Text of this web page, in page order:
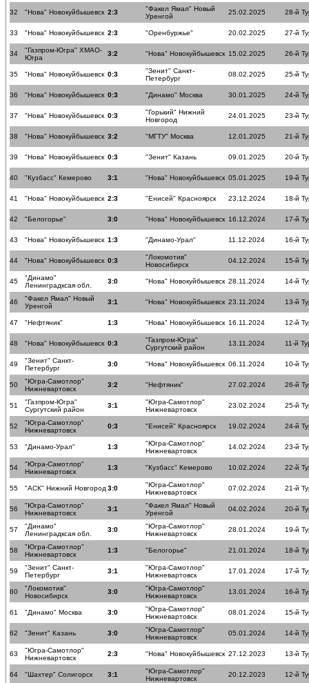
32 "Нова" Новокуйбышевск 2:3
"Факел Ямал" Новый
Уренгой
25.02.2025 28-й
33 "Нова" Новокуйбышевск 2:3 "Оренбуржье" 20.02.2025 27-й
34
"Газпром-Югра" ХМАО-
Югра
3:2 "Нова" Новокуйбышевск 15.02.2025 26-й
35 "Нова" Новокуйбышевск 0:3
"Зенит" Санкт-
Петербург
08.02.2025 25-й
36 "Нова" Новокуйбышевск 0:3 "Динамо" Москва 30.01.2025 24-й
37 "Нова" Новокуйбышевск 0:3
"Горький" Нижний
Новгород
24.01.2025 23-й
38 "Нова" Новокуйбышевск 3:2 "МГТУ" Москва 12.01.2025 21-й
39 "Нова" Новокуйбышевск 0:3 "Зенит" Казань 09.01.2025 20-й
40 "Кузбасс" Кемерово 3:1 "Нова" Новокуйбышевск 05.01.2025 19-й
41 "Нова" Новокуйбышевск 2:3 "Енисей" Красноярск 23.12.2024 18-й
42 "Белогорье" 3:0 "Нова" Новокуйбышевск 16.12.2024 17-й
43 "Нова" Новокуйбышевск 1:3 "Динамо-Урал" 11.12.2024 16-й
44 "Нова" Новокуйбышевск 0:3
"Локомотив"
Новосибирск
04.12.2024 15-й
45
"Динамо"
Ленинградксая обл.
3:0 "Нова" Новокуйбышевск 28.11.2024 14-й
46
"Факел Ямал" Новый
Уренгой
3:1 "Нова" Новокуйбышевск 23.11.2024 13-й
47 "Нефтяник" 1:3 "Нова" Новокуйбышевск 16.11.2024 12-й
48 "Нова" Новокуйбышевск 0:3
"Газпром-Югра"
Сургутский район
13.11.2024 11-й
49
"Зенит" Санкт-
Петербург
3:0 "Нова" Новокуйбышевск 06.11.2024 10-й
50
"Югра-Самотлор"
Нижневартовск
3:2 "Нефтяник" 27.02.2024 26-й
51
"Газпром-Югра"
Сургутский район
3:1
"Югра-Самотлор"
Нижневартовск
23.02.2024 25-й
52
"Югра-Самотлор"
Нижневартовск
0:3 "Енисей" Красноярск 19.02.2024 24-й
53 "Динамо-Урал" 1:3
"Югра-Самотлор"
Нижневартовск
14.02.2024 23-й
54
"Югра-Самотлор"
Нижневартовск
1:3 "Кузбасс" Кемерово 10.02.2024 22-й
55 "АСК" Нижний Новгород 3:0
"Югра-Самотлор"
Нижневартовск
07.02.2024 21-й
56
"Югра-Самотлор"
Нижневартовск
3:1
"Факел Ямал" Новый
Уренгой
04.02.2024 20-й
57
"Динамо"
Ленинградксая обл.
3:0
"Югра-Самотлор"
Нижневартовск
28.01.2024 19-й
58
"Югра-Самотлор"
Нижневартовск
1:3 "Белогорье" 21.01.2024 18-й
59
"Зенит" Санкт-
Петербург
3:1
"Югра-Самотлор"
Нижневартовск
17.01.2024 17-й
60
"Локомотив"
Новосибирск
3:0
"Югра-Самотлор"
Нижневартовск
13.01.2024 16-й
61 "Динамо" Москва 3:0
"Югра-Самотлор"
Нижневартовск
08.01.2024 15-й
62 "Зенит" Казань 3:0
"Югра-Самотлор"
Нижневартовск
05.01.2024 14-й
63
"Югра-Самотлор"
Нижневартовск
2:3 "Нова" Новокуйбышевск 27.12.2023 13-й
64 "Шахтер" Солигорск 3:1
"Югра-Самотлор"
Нижневартовск
20.12.2023 12-й